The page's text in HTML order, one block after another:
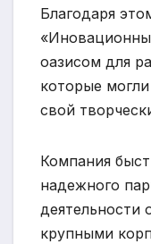
Благодаря
оазисом для
которые
свой
Компания
надежного
деятельности
крупными